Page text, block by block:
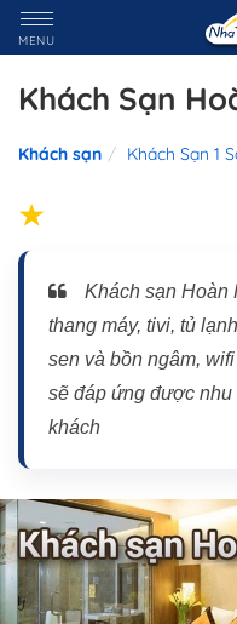
MENU
Khách Sạn
Khách sạn Khách Sạn 1
Khách sạn Hoàn
thang máy, tivi, tủ
sen và bồn ngâm,
sẽ đáp ứng được
khách